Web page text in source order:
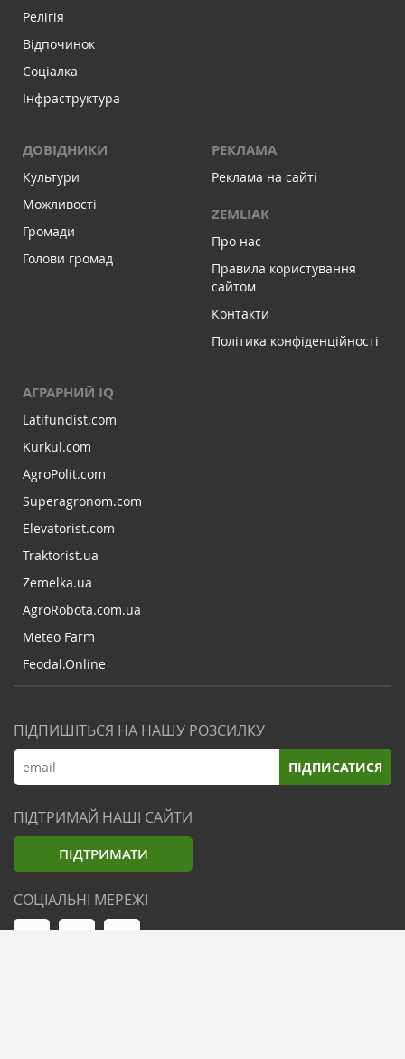
Релігія
Відпочинок
Соціалка
Інфраструктура
ДОВІДНИКИ
Культури
Можливості
Громади
Голови громад
РЕКЛАМА
Реклама на сайті
ZEMLIAK
Про нас
Правила користування
сайтом
Контакти
Політика конфіденційності
АГРАРНИЙ IQ
Latifundist.com
Kurkul.com
AgroPolit.com
Superagronom.com
Elevatorist.com
Traktorist.ua
Zemelka.ua
AgroRobota.com.ua
Meteo Farm
Feodal.Online
ПІДПИШІТЬСЯ НА НАШУ РОЗСИЛКУ
ПІДПИСАТИСЯ
ПІДТРИМАЙ НАШІ САЙТИ
ПІДТРИМАТИ
СОЦІАЛЬНІ МЕРЕЖІ